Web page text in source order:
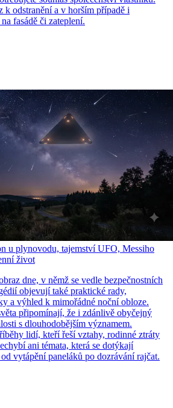
k odstranění a v horším případě i
fasádě či zateplení.
u plynovodu, tajemství UFO, Messiho
život
dne, v němž se vedle bezpečnostních
objevují také praktické rady,
a výhled k mimořádné noční obloze.
připomínají, že i zdánlivě obyčejný
s dlouhodobějším významem.
lidí, kteří řeší vztahy, rodinné ztráty
ani témata, která se dotýkají
vytápění paneláků po dozrávání rajčat.